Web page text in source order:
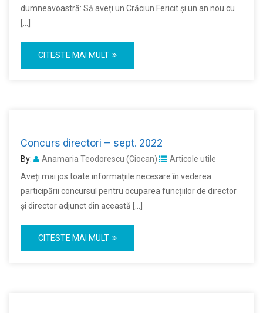
dumneavoastră: Să aveți un Crăciun Fericit și un an nou cu
CITESTE MAI MULT
Concurs directori – sept. 2022
By: Anamaria Teodorescu (Ciocan)
Articole utile
Aveți mai jos toate informațiile necesare în vederea
participării concursul pentru ocuparea funcțiilor de director
și director adjunct din această […]
CITESTE MAI MULT